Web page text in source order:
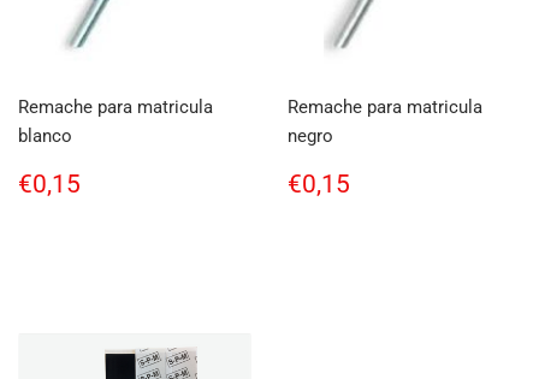
Remache para matricula
blanco
Regular
price
€0,15
Remache para matricula
negro
Regular
price
€0,15